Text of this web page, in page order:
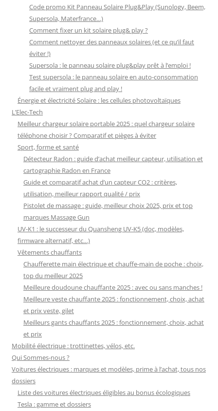
Code promo Kit Panneau Solaire Plug&Play (Sunology, Beem,
Supersola, Materfrance…)
Comment fixer un kit solaire plug& play ?
Comment nettoyer des panneaux solaires (et ce qu’il faut
éviter !)
Supersola : le panneau solaire plug&play prêt à l’emploi !
Test supersola : le panneau solaire en auto-consommation
facile et vraiment plug and play !
Énergie et électricité Solaire : les cellules photovoltaïques
L’Elec-Tech
Meilleur chargeur solaire portable 2025 : quel chargeur solaire
téléphone choisir ? Comparatif et pièges à éviter
Sport, forme et santé
Détecteur Radon : guide d’achat meilleur capteur, utilisation et
cartographie Radon en France
Guide et comparatif achat d’un capteur CO2 : critères,
utilisation, meilleur rapport qualité / prix
Pistolet de massage : guide, meilleur choix 2025, prix et top
marques Massage Gun
UV-K1 : le successeur du Quansheng UV-K5 (doc, modèles,
firmware alternatif, etc…)
Vêtements chauffants
Chaufferette main électrique et chauffe-main de poche : choix,
top du meilleur 2025
Meilleure doudoune chauffante 2025 : avec ou sans manches !
Meilleure veste chauffante 2025 : fonctionnement, choix, achat
et prix veste, gilet
Meilleurs gants chauffants 2025 : fonctionnement, choix, achat
et prix
Mobilité électrique : trottinettes, vélos, etc.
Qui Sommes-nous ?
Voitures électriques : marques et modèles, prime à l’achat, tous nos
dossiers
Liste des voitures électriques éligibles au bonus écologiques
Tesla : gamme et dossiers